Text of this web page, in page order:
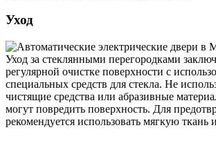
Уход
Уход за стеклянными перегородками
регулярной очистке поверхности с
специальных средств для стекла. Не
чистящие средства или абразивные
могут повредить поверхность. Для
рекомендуется использовать мягкую ткань